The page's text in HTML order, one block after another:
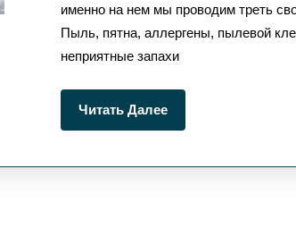
именно на нем мы проводим треть
Пыль, пятна, аллергены, пылевой
неприятные запахи
Читать ДалееЧитать
Далее